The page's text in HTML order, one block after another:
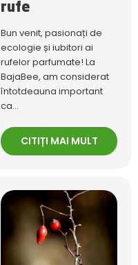
rufe
Bun venit, pasionați de
ecologie și iubitori ai
rufelor parfumate! La
BajaBee, am considerat
întotdeauna important
ca...
CITIȚI MAI MULT